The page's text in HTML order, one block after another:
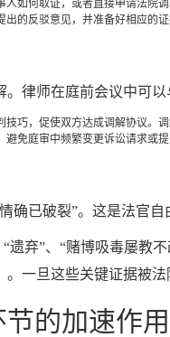
如何取证，或者直接申请法院
的反驳意见，并准备好相应的
律师在庭前会议中可
巧，促使双方达成调解协议。
免庭审中频繁变更诉讼请求或提
确已破裂”。这是法官
遗弃”、“赌博吸毒屡
一旦这些关键证据被
的加速作用